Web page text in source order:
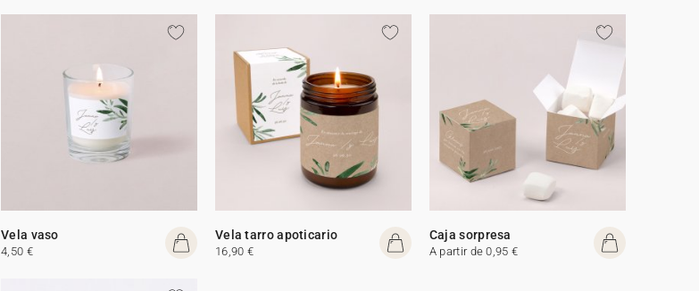
Vela vaso
4,50 €
Vela tarro apoticario
16,90 €
Caja sorpresa
A partir de 0,95 €